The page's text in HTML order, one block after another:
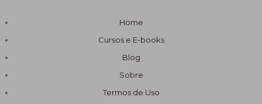
Home
Cursos e E-books
Blog
Sobre
Termos de Uso